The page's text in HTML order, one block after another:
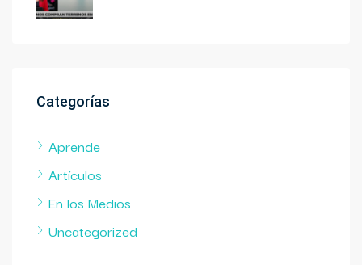
Categorías
Aprende
Artículos
En los Medios
Uncategorized